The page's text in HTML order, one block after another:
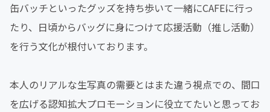
缶バッチといったグッズを持ち歩いて一緒にCAFEに行っ
たり、日頃からバッグに身につけて応援活動（推し活動）
を行う文化が根付いております。
本人のリアルな生写真の需要とはまた違う視点での、間口
を広げる認知拡大プロモーションに役立てたいと思ってお